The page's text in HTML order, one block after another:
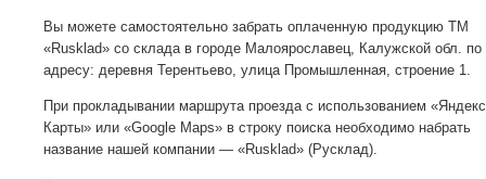
Вы можете самостоятельно забрать оплаченную продукцию ТМ
«Rusklad» со склада в городе Малоярославец, Калужской обл. по
адресу: деревня Терентьево, улица Промышленная, строение 1.
При прокладывании маршрута проезда с использованием «Яндекс
Карты» или «Google Maps» в строку поиска необходимо набрать
название нашей компании — «Rusklad» (Русклад).